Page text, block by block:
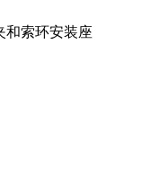
和索环安装座